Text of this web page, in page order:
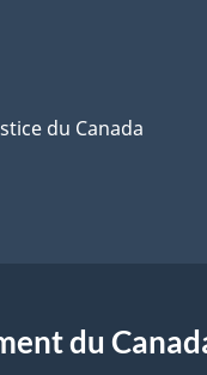
du Canada
du